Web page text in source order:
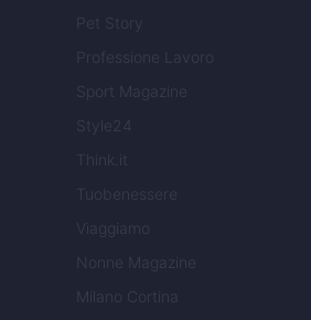
Pet Story
Professione Lavoro
Sport Magazine
Style24
Think.it
Tuobenessere
Viaggiamo
Nonne Magazine
Milano Cortina